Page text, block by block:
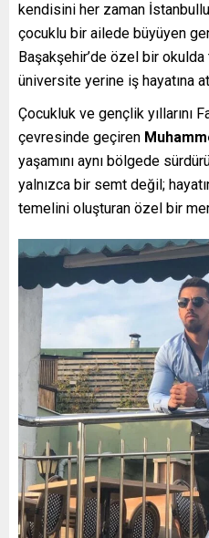
kendisini her zaman
çocuklu bir ailede büyüyen
Başakşehir’de özel bir
üniversite yerine iş hayatına
Çocukluk ve gençlik yıllarını
çevresinde geçiren
yaşamını aynı bölgede
yalnızca bir semt değil;
temelini oluşturan özel bir